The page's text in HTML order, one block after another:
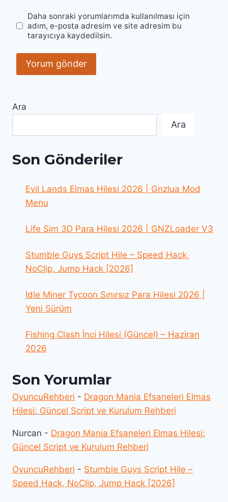
Daha sonraki yorumlarımda kullanılması için
adım, e-posta adresim ve site adresim bu
tarayıcıya kaydedilsin.
Ara
Ara
Son Gönderiler
Evil Lands Elmas Hilesi 2026 | Gnzlua Mod
Menu
Life Sim 3D Para Hilesi 2026 | GNZLoader V3
Stumble Guys Script Hile – Speed Hack,
NoClip, Jump Hack [2026]
Idle Miner Tycoon Sınırsız Para Hilesi 2026 |
Yeni Sürüm
Fishing Clash İnci Hilesi (Güncel) – Haziran
2026
Son Yorumlar
OyuncuRehberi - Dragon Mania Efsaneleri Elmas
Hilesi: Güncel Script ve Kurulum Rehberi
Nurcan - Dragon Mania Efsaneleri Elmas Hilesi:
Güncel Script ve Kurulum Rehberi
OyuncuRehberi - Stumble Guys Script Hile –
Speed Hack, NoClip, Jump Hack [2026]